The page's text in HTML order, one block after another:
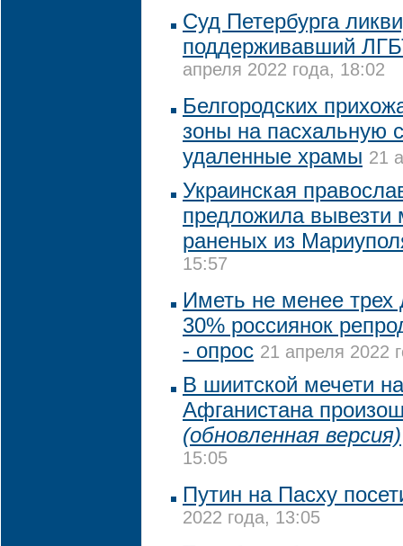
Суд Петербурга
поддерживавший
апреля 2022 года, 18:02
Белгородских
зоны на пасхальную
удаленные храмы 21
Украинская
предложила вывезти
раненых из
15:57
Иметь не менее трех
30% россиянок
- опрос 21 апреля 2022
В шиитской мечети
Афганистана
(обновленная версия)
15:05
Путин на Пасху
2022 года, 13:05